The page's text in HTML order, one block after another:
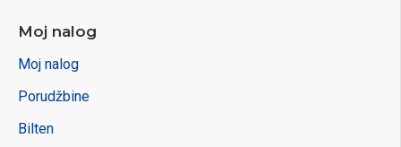
Moj nalog
Moj nalog
Porudžbine
Bilten